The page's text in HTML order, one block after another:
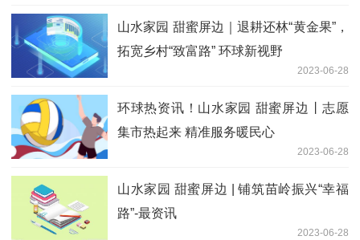
山水家园 甜蜜屏边｜退耕还林“黄金果”，
拓宽乡村“致富路” 环球新视野
2023-06-28
环球热资讯！山水家园 甜蜜屏边丨志愿
集市热起来 精准服务暖民心
2023-06-28
山水家园 甜蜜屏边 | 铺筑苗岭振兴“幸福
路”-最资讯
2023-06-28